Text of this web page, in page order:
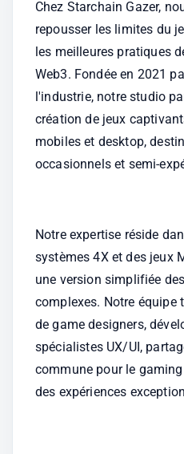
Chez Starchain Gazer,
repousser les limites du
les meilleures pratiques
Web3. Fondée en 2021
l'industrie, notre studio
création de jeux
mobiles et desktop,
occasionnels et semi-
Notre expertise réside
systèmes 4X et des jeux
une version simplifiée
complexes. Notre équipe
de game designers,
spécialistes UX/UI,
commune pour le
des expériences